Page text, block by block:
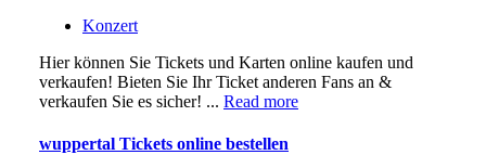
Konzert
Hier können Sie Tickets und Karten online kaufen und
verkaufen! Bieten Sie Ihr Ticket anderen Fans an &
verkaufen Sie es sicher! ... Read more
wuppertal Tickets online bestellen